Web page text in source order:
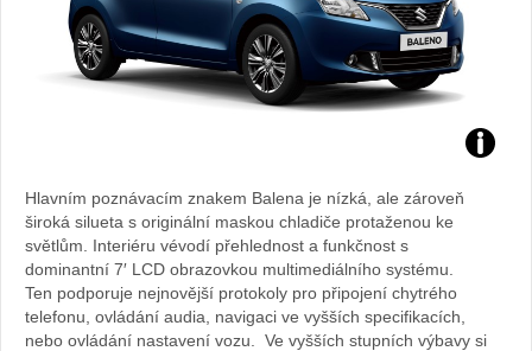
Zdroj:
Hlavním poznávacím znakem Balena je nízká, ale zároveň
široká silueta s originální maskou chladiče protaženou ke
světlům. Interiéru vévodí přehlednost a funkčnost s
dominantní 7′ LCD obrazovkou multimediálního systému.
Ten podporuje nejnovější protokoly pro připojení chytrého
telefonu, ovládání audia, navigaci ve vyšších specifikacích,
nebo ovládání nastavení vozu. Ve vyšších stupních výbavy si